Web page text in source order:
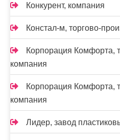
Конкурент, компания
Констал-м, торгово-
Корпорация Комфорта,
компания
Корпорация Комфорта,
компания
Лидер, завод